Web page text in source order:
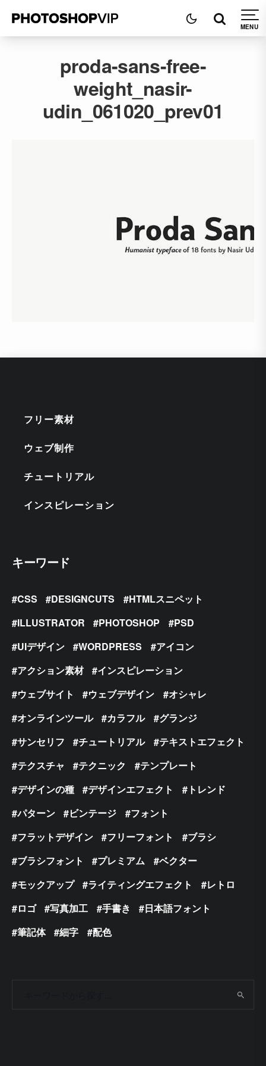
proda-sans-free-
weight_nasir-
udin_061020_prev01
フリー素材
ウェブ制作
チュートリアル
インスピレーション
キーワード
CSS DESIGNCUTS
HTMLスニペット
ILLUSTRATOR
PHOTOSHOP
PSD
UIデザイン
WORDPRESS
アイコン
アクション素材
インスピレーション
ウェブサイト
ウェブデザイン
オシャレ
オンラインツール
カラフル
グランジ
サンセリフ
チュートリアル
テキストエフェクト
テクスチャ
テクニック
テンプレート
デザインの種
デザインエフェクト
トレンド
パターン
ビンテージ
フォント
フラットデザイン
フリーフォント
ブラシ
ブラシフォント
プレミアム
ベクター
モックアップ
ライティングエフェクト
レトロ
ロゴ
写真加工 手書き
日本語フォント
筆記体
細字 配色